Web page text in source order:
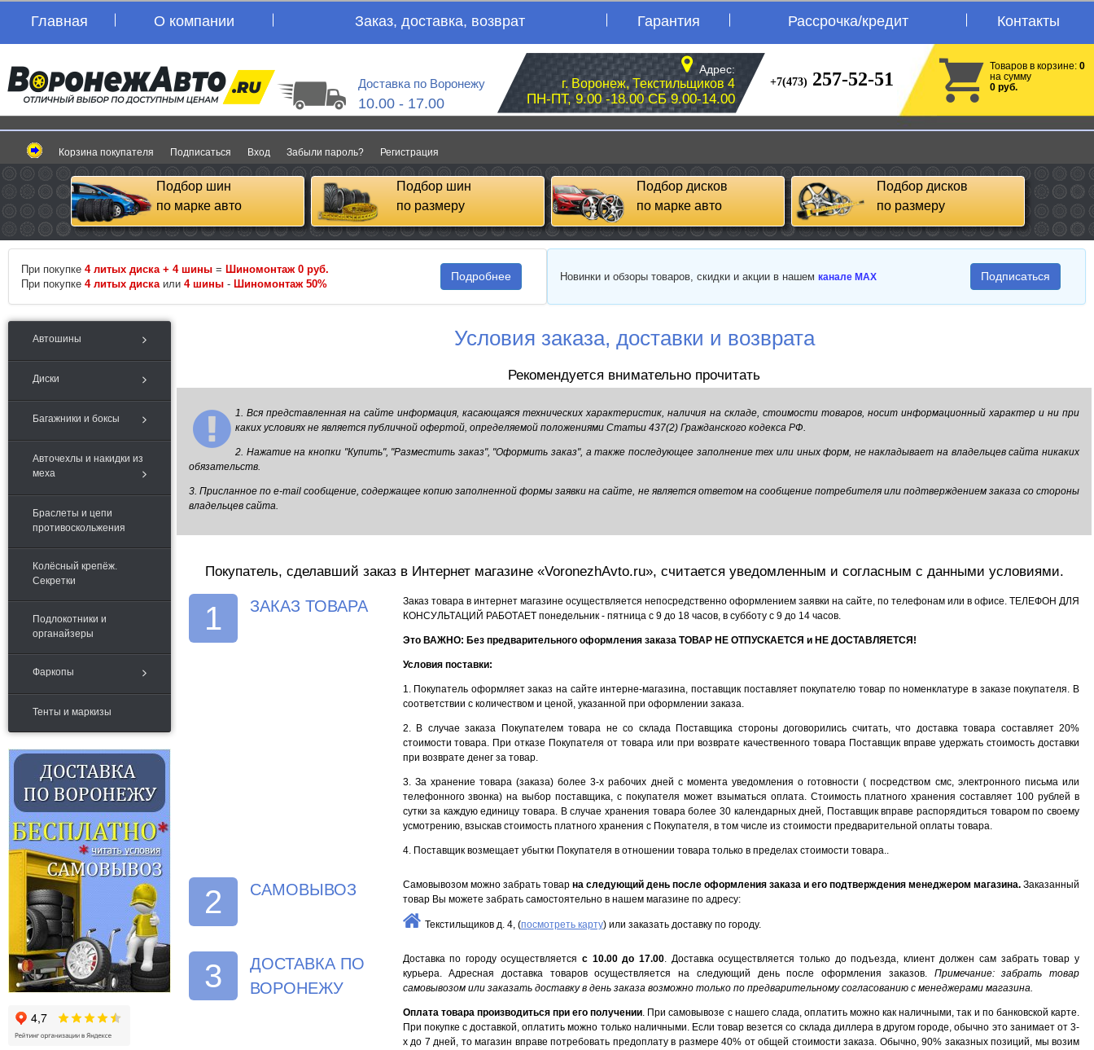
Главная О компании Заказ, доставка, возврат Гарантия Рассрочка/кредит Контакты
Доставка по Воронежу
10.00 - 17.00
Адрес:
г. Воронеж, Текстильщиков 4
ПН-ПТ, 9.00 -18.00 СБ 9.00-14.00
+7(473) 257-52-51
Товаров в корзине: 0
на сумму
0 руб.
Корзина покупателя Подписаться Вход Забыли пароль? Регистрация
Подбор шин
по марке авто
Подбор шин
по размеру
Подбор дисков
по марке авто
Подбор дисков
по размеру
При покупке 4 литых диска + 4 шины = Шиномонтаж 0 руб.
При покупке 4 литых диска или 4 шины - Шиномонтаж 50%
Подробнее Новинки и обзоры товаров, скидки и акции в нашем канале MAX Подписаться
Автошины
Диски
Багажники и боксы
Авточехлы и накидки из
меха
Браслеты и цепи
противоскольжения
Колёсный крепёж.
Секретки
Подлокотники и
органайзеры
Фаркопы
Тенты и маркизы
Условия заказа, доставки и возврата
Рекомендуется внимательно прочитать
1. Вся представленная на сайте информация, касающаяся технических характеристик, наличия на складе, стоимости товаров, носит информационный характер и ни при
каких условиях не является публичной офертой, определяемой положениями Статьи 437(2) Гражданского кодекса РФ.
2. Нажатие на кнопки "Купить", "Разместить заказ", "Оформить заказ", а также последующее заполнение тех или иных форм, не накладывает на владельцев сайта никаких
обязательств.
3. Присланное по e-mail сообщение, содержащее копию заполненной формы заявки на сайте, не является ответом на сообщение потребителя или подтверждением заказа со стороны
владельцев сайта.
Покупатель, сделавший заказ в Интернет магазине «VoronezhAvto.ru», считается уведомленным и согласным с данными условиями.
1 ЗАКАЗ ТОВАРА
Заказ товара в интернет магазине осуществляется непосредственно оформлением заявки на сайте, по телефонам или в офисе. ТЕЛЕФОН ДЛЯ
КОНСУЛЬТАЦИЙ РАБОТАЕТ понедельник - пятница с 9 до 18 часов, в субботу с 9 до 14 часов.
Это ВАЖНО: Без предварительного оформления заказа ТОВАР НЕ ОТПУСКАЕТСЯ и НЕ ДОСТАВЛЯЕТСЯ!
Условия поставки:
1. Покупатель оформляет заказ на сайте интерне-магазина, поставщик поставляет покупателю товар по номенклатуре в заказе покупателя. В
соответствии с количеством и ценой, указанной при оформлении заказа.
2. В случае заказа Покупателем товара не со склада Поставщика стороны договорились считать, что доставка товара составляет 20%
стоимости товара. При отказе Покупателя от товара или при возврате качественного товара Поставщик вправе удержать стоимость доставки
при возврате денег за товар.
3. За хранение товара (заказа) более 3-х рабочих дней с момента уведомления о готовности ( посредством смс, электронного письма или
телефонного звонка) на выбор поставщика, с покупателя может взыматься оплата. Стоимость платного хранения составляет 100 рублей в
сутки за каждую единицу товара. В случае хранения товара более 30 календарных дней, Поставщик вправе распорядиться товаром по своему
усмотрению, взыскав стоимость платного хранения с Покупателя, в том числе из стоимости предварительной оплаты товара.
4. Поставщик возмещает убытки Покупателя в отношении товара только в пределах стоимости товара..
2 САМОВЫВОЗ Самовывозом можно забрать товар на следующий день после оформления заказа и его подтверждения менеджером магазина.Заказанный
товар Вы можете забрать самостоятельно в нашем магазине по адресу:
Текстильщиков д. 4, (посмотреть карту) или заказать доставку по городу.
3
ДОСТАВКА ПО
ВОРОНЕЖУ
Доставка по городу осуществляетсяс 10.00 до 17.00. Доставка осуществляется только до подъезда, клиент должен сам забрать товар у
курьера. Адресная доставка товаров осуществляется на следующий день после оформления заказов. Примечание: забрать товар
самовывозом или заказать доставку в день заказа возможно только по предварительному согласованию с менеджерами магазина.
Оплата товара производиться при его получении. При самовывозе с нашего слада, оплатить можно как наличными, так и по банковской карте.
При покупке с доставкой, оплатить можно только наличными. Если товар везется со склада диллера в другом городе, обычно это занимает от 3-
х до 7 дней, то магазин вправе потребовать предоплату в размере 40% от общей стоимости заказа. Обычно, 90% заказных позиций, мы возим